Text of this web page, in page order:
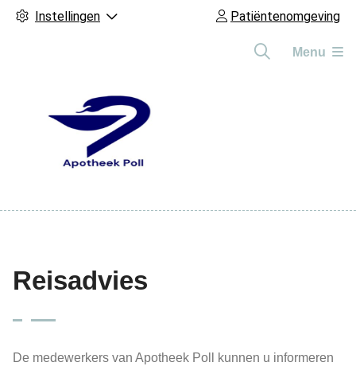
Instellingen Patiëntenomgeving
Menu
Reisadvies
De medewerkers van Apotheek Poll kunnen u informeren